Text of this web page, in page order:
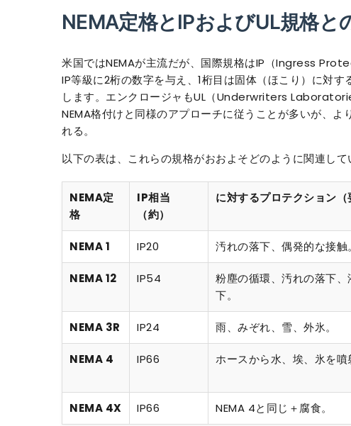
NEMA定格とIPおよびUL規格と
米国ではNEMAが主流だが、国際規格はIP（Ingress
IP等級に2桁の数字を与え、1桁目は固体（ほこり）に対
します。エンクロージャもUL（Underwriters
NEMA格付けと同様のアプローチに従うことが多いが、
れる。
以下の表は、これらの規格がおおよそどのように関連し
NEMA定
格
IP相当
（約）
に対するプロテクション（
NEMA 1 IP20 汚れの落下、偶発的な接触。
NEMA 12 IP54
粉塵の循環、汚れの落下、
下。
NEMA 3R IP24 雨、みぞれ、雪、外氷。
NEMA 4 IP66 ホースから水、埃、氷を噴
NEMA 4X IP66 NEMA 4と同じ＋腐食。